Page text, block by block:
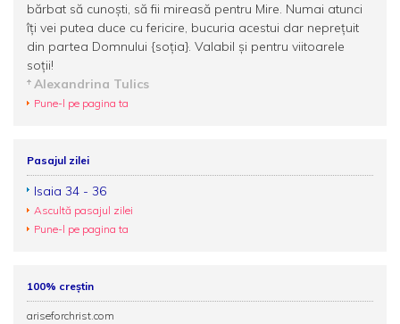
bărbat să cunoști, să fii mireasă pentru Mire. Numai atunci
îți vei putea duce cu fericire, bucuria acestui dar neprețuit
din partea Domnului {soția}. Valabil și pentru viitoarele
soții!
Alexandrina Tulics
Pune-l pe pagina ta
Pasajul zilei
Isaia 34 - 36
Ascultă pasajul zilei
Pune-l pe pagina ta
100% creștin
ariseforchrist.com